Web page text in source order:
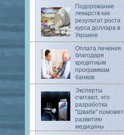
Подорожание
лекарств как
результат роста
курса доллара в
Украине
Оплата лечения
благодаря
кредитным
программам
банков
Эксперты
считают, что
разработка
"Швабе" поможет
развитию
медицины